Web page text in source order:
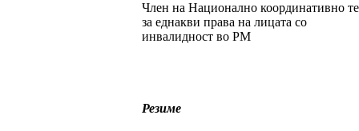
Член на Национално координативно
за еднакви права на лицата со
инвалидност во РМ
Резиме